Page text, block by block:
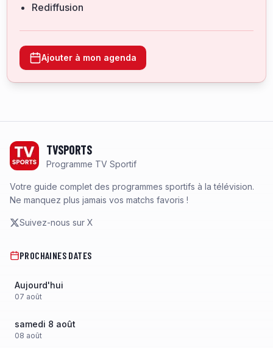
Rediffusion
Ajouter à mon agenda
TVSPORTS
Programme TV Sportif
Votre guide complet des programmes sportifs à la télévision.
Ne manquez plus jamais vos matchs favoris !
Suivez-nous sur X
PROCHAINES DATES
Aujourd'hui
07 août
samedi 8 août
08 août